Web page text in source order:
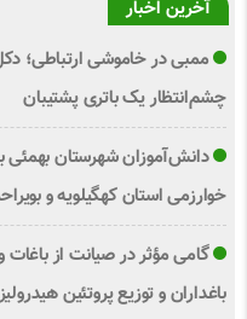
آخرین اخبار
ممبی در خاموشی ارتباطی؛
چشم‌انتظار یک باتری پشتیبان
دانش‌آموزان شهرستان بهمئی
خوارزمی استان کهگیلویه و
گامی مؤثر در صیانت از
باغداران و توزیع پروتئین